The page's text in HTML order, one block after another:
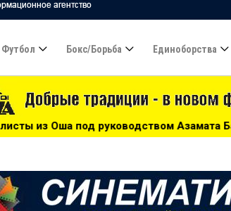
Футбол Бокс/борьба Единоборства
Азамата Байматова участвуют в